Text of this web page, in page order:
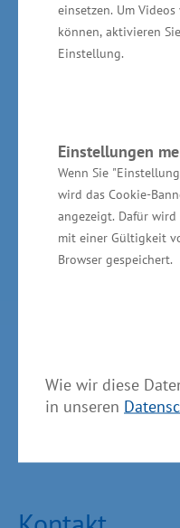
einsetzen. Um
können, aktivieren
Einstellung.
Einstellungen
Wenn Sie
wird das Cookie-
angezeigt. Dafür
mit einer Gültigkeit
Browser gespeichert.
Wie wir diese
in unseren
Services
Einheitlicher
MV Serviceportal
Aktuelle
Aktuelle Meldungen
Barrierefreiheit